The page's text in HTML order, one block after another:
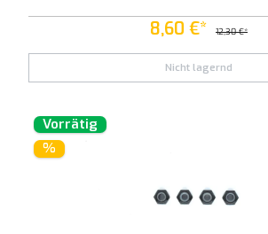
8,60 €* 12,30 €*
Nicht lagernd
Vorrätig
%